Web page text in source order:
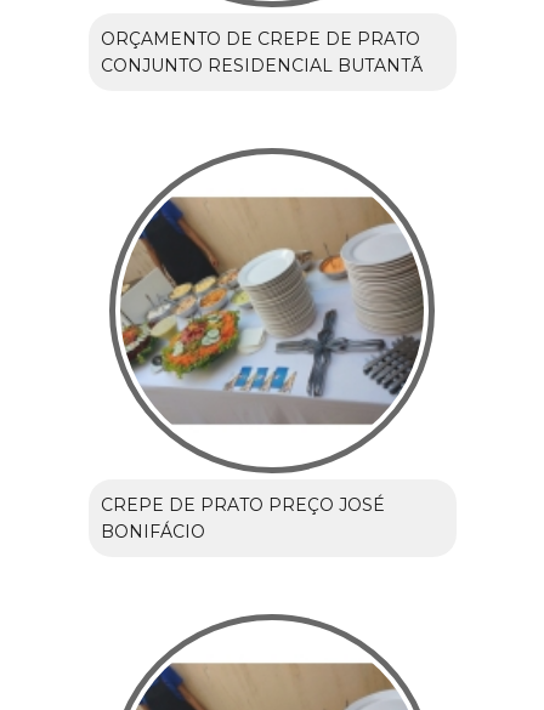
ORÇAMENTO DE CREPE DE PRATO
CONJUNTO RESIDENCIAL BUTANTÃ
CREPE DE PRATO PREÇO JOSÉ
BONIFÁCIO